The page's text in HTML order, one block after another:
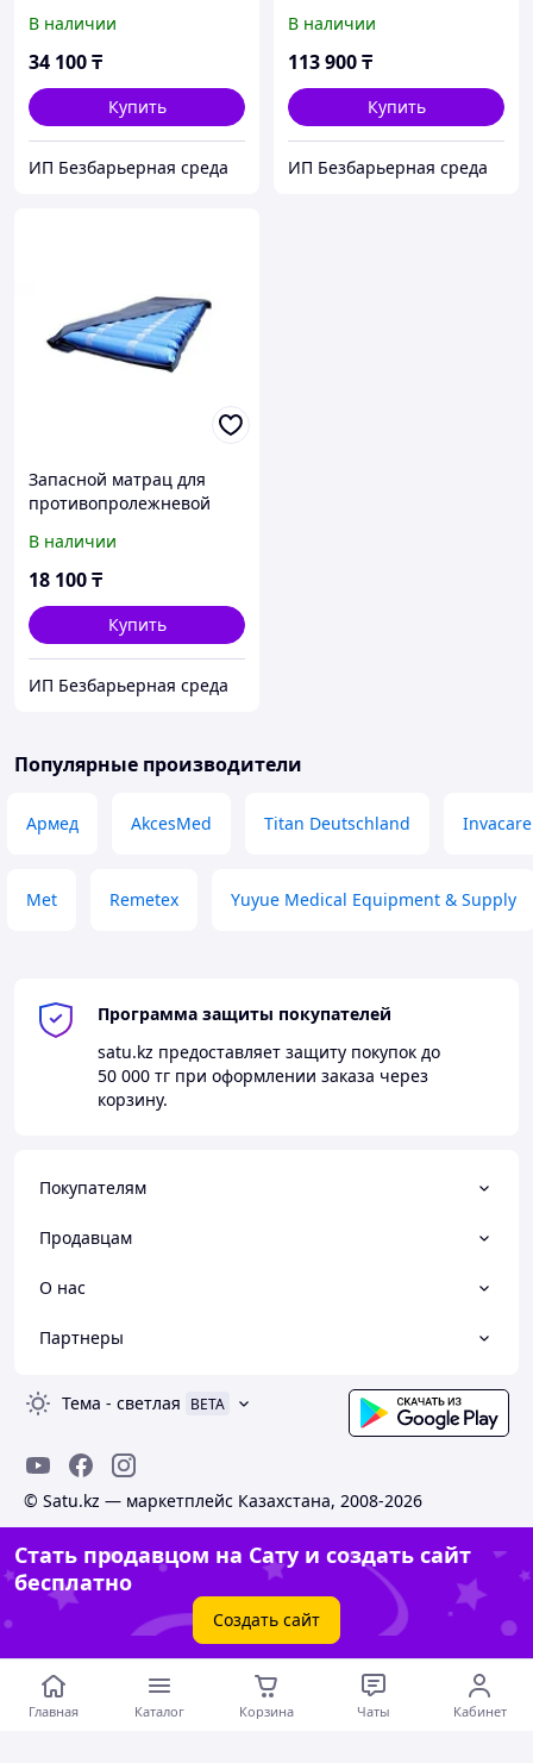
В наличии
34 100₸
Купить
ИП Безбарьерная среда
В наличии
113 900₸
Купить
ИП Безбарьерная среда
Запасной матрац для
противопролежневой
В наличии
18 100₸
Купить
ИП Безбарьерная среда
Популярные производители
Армед AkcesMed Titan Deutschland Invacare
Met Remetex Yuyue Medical Equipment & Supply
Программа защиты покупателей
satu.kz предоставляет защиту покупок до
50 000 тг при оформлении заказа через
корзину.
Покупателям
Продавцам
О нас
Партнеры
Тема - светлая BETA
© Satu.kz — маркетплейс Казахстана, 2008-2026
Стать продавцом на Сату и создать сайт
бесплатно
Создать сайт
Главная Каталог Корзина Чаты Кабинет